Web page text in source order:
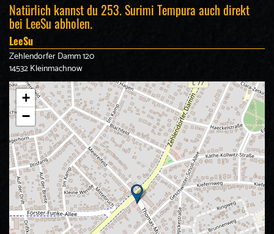
Natürlich kannst du 253. Surimi Tempura auch direkt
bei LeeSu abholen.
LeeSu
Zehlendorfer Damm 120
14532 Kleinmachnow
+
−